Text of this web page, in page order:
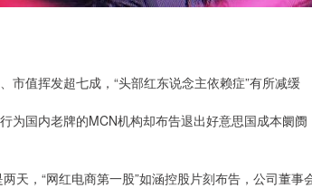
值挥发超七成，“头部红东说念主依赖症”有所减缓
国内老牌的MCN机构却布告退出好意思国成本阛阓
，“网红电商第一股”如涵控股片刻布告，公司董事